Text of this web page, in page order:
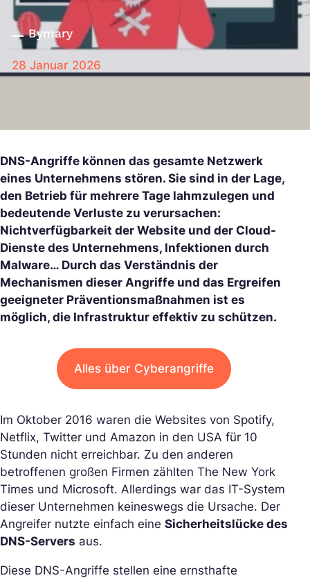
Bymary
28 Januar 2026
DNS-Angriffe können das gesamte Netzwerk
eines Unternehmens stören. Sie sind in der Lage,
den Betrieb für mehrere Tage lahmzulegen und
bedeutende Verluste zu verursachen:
Nichtverfügbarkeit der Website und der Cloud-
Dienste des Unternehmens, Infektionen durch
Malware… Durch das Verständnis der
Mechanismen dieser Angriffe und das Ergreifen
geeigneter Präventionsmaßnahmen ist es
möglich, die Infrastruktur effektiv zu schützen.
Alles über Cyberangriffe
Im Oktober 2016 waren die Websites von Spotify,
Netflix, Twitter und Amazon in den USA für 10
Stunden nicht erreichbar. Zu den anderen
betroffenen großen Firmen zählten The New York
Times und Microsoft. Allerdings war das IT-System
dieser Unternehmen keineswegs die Ursache. Der
Angreifer nutzte einfach eine Sicherheitslücke des
DNS-Servers aus.
Diese DNS-Angriffe stellen eine ernsthafte